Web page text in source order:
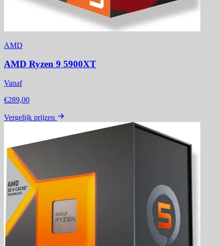
AMD
AMD Ryzen 9 5900XT
Vanaf
€289,00
Vergelijk prijzen